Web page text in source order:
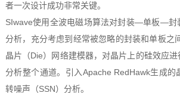
者一次设计成功非常关键。
SIwave使用全波电磁场算法对封装—单板—封
分析，充分考虑到经常被忽略的封装和单板之
晶片（Die）网络建模器，对晶片上的硅效应
分析整个通道。引入Apache RedHawk生成的
转噪声（SSN）分析。